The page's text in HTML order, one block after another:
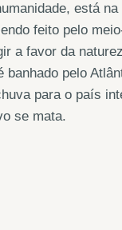
está na
feito pelo
a favor da
banhado pelo
para o país
se mata.